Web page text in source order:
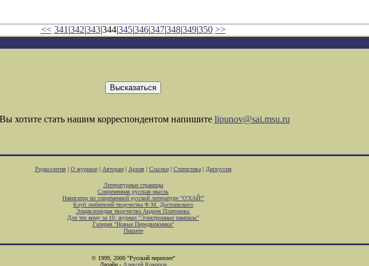
<< 341 |342|343|344|345|346|347|348|349|350 >>
хотите стать нашим корреспондентом напишите lipunov@sai.msu.ru
Редколлегия| О журнале| Авторам| Архив| Ссылки| Статистика| Дискуссия
Литературные страницы
Современная русская мысль
Навигатор по современной русской литературе "О'ХАЙ!"
Клуб любителей творчества Ф.М. Достоевского
Энциклопедия творчества Андрея Платонова
Для тех кому за 10: журнал "Электронные пампасы"
Галерея "Новые Передвижники"
Пишите
© 1999, 2000 "Русский переплет"
Дизайн - Алексей Комаров